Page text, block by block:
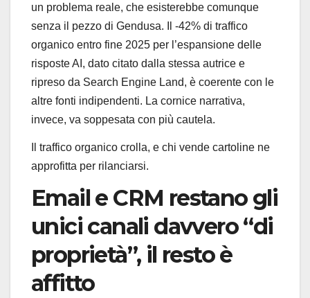
un problema reale, che esisterebbe comunque
senza il pezzo di Gendusa. Il -42% di traffico
organico entro fine 2025 per l’espansione delle
risposte AI, dato citato dalla stessa autrice e
ripreso da Search Engine Land, è coerente con le
altre fonti indipendenti. La cornice narrativa,
invece, va soppesata con più cautela.
Il traffico organico crolla, e chi vende cartoline ne
approfitta per rilanciarsi.
Email e CRM restano gli
unici canali davvero “di
proprietà”, il resto è
affitto